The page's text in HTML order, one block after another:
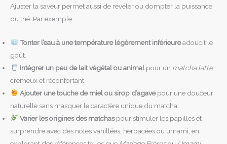
Ajuster la saveur permet aussi de révéler ou dompter la puissance
du thé. Par exemple :
Tonter l’eau à une température légèrement inférieureadoucit le
goût.
Intégrer un peu de lait végétal ou animalpour un matcha latte
crémeux et réconfortant.
Ajouter une touche de miel ou sirop d’agavepour une douceur
naturelle sans masquer le caractère unique du matcha.
Varier les origines des matchaspour stimuler les papilles et
surprendre avec des notes vanillées, herbacées ou umami, en